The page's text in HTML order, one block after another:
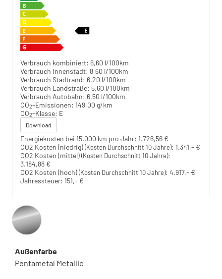
Verbrauch kombiniert: 6,60 l/100km
Verbrauch Innenstadt: 8,60 l/100km
Verbrauch Stadtrand: 6,20 l/100km
Verbrauch Landstraße: 5,60 l/100km
Verbrauch Autobahn: 6,50 l/100km
CO2-Emissionen: 149,00 g/km
CO2-Klasse: E
Download
Energiekosten bei 15.000 km pro Jahr: 1.726,56 €
CO2 Kosten (niedrig)(Kosten Durchschnitt 10 Jahre): 1.341,- €
CO2 Kosten (mittel)(Kosten Durchschnitt 10 Jahre):
3.184,88 €
CO2 Kosten (hoch)(Kosten Durchschnitt 10 Jahre): 4.917,- €
Jahressteuer: 151,- €
Außenfarbe
Pentametal Metallic